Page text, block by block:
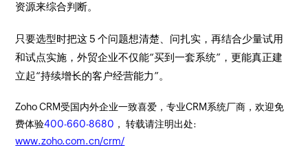
资源来综合判断。
只要选型时把这 5 个问题想清楚、问扎实，再结合少量试用
和试点实施，外贸企业不仅能“买到一套系统”，更能真正建
立起“持续增长的客户经营能力”。
Zoho CRM受国内外企业一致喜爱，专业CRM系统厂商，欢迎免
费体验400-660-8680 ， 转载请注明出处:
www.zoho.com.cn/crm/